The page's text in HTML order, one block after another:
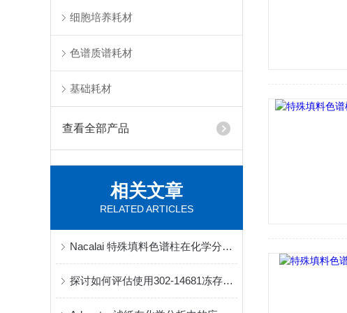
细胞培养耗材
色谱质谱耗材
基础耗材
查看全部产品
相关文章
RELATED ARTICLES
Nacalai 特殊填料色谱柱在化学分析中的重要性
探讨如何评估使用302-14681冻存液冻存的生物样本的质量